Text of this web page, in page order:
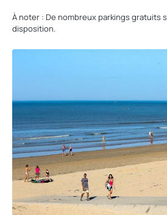
À noter : De nombreux parkings gratuits
disposition.